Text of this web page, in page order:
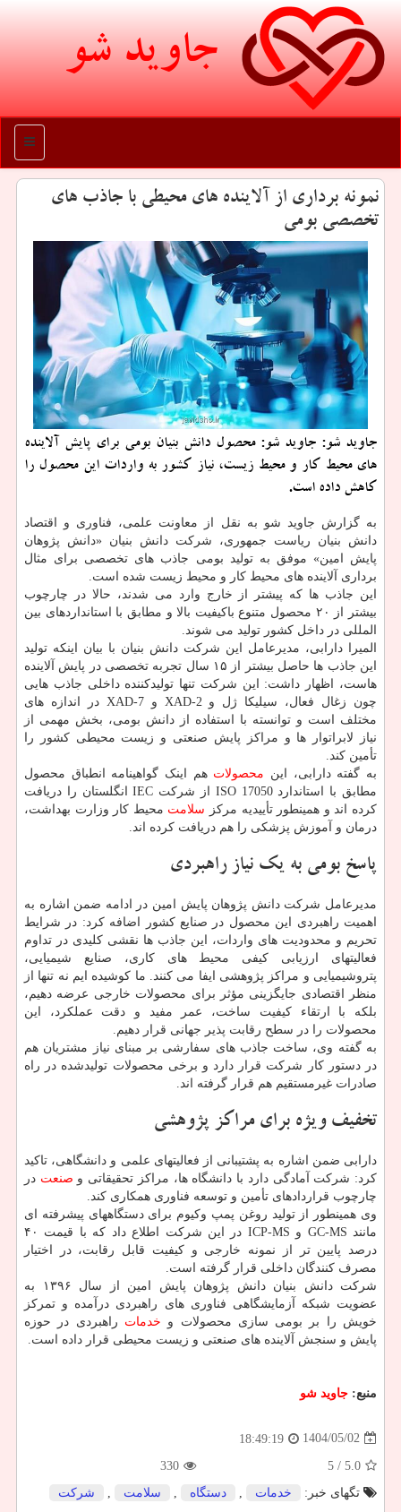
جاوید شو
منو
نمونه برداری از آلاینده های محیطی با جاذب های
تخصصی بومی
جاوید شو: جاوید شو: محصول دانش بنیان بومی برای پایش آلاینده
های محیط کار و محیط زیست، نیاز کشور به واردات این محصول را
کاهش داده است.
به گزارش جاوید شو به نقل از معاونت علمی، فناوری و اقتصاد
دانش بنیان ریاست جمهوری، شرکت دانش بنیان «دانش پژوهان
پایش امین» موفق به تولید بومی جاذب های تخصصی برای مثال
برداری آلاینده های محیط کار و محیط زیست شده است.
این جاذب ها که پیشتر از خارج وارد می شدند، حالا در چارچوب
بیشتر از ۲۰ محصول متنوع باکیفیت بالا و مطابق با استانداردهای بین
المللی در داخل کشور تولید می شوند.
المیرا دارابی، مدیرعامل این شرکت دانش بنیان با بیان اینکه تولید
این جاذب ها حاصل بیشتر از ۱۵ سال تجربه تخصصی در پایش آلاینده
هاست، اظهار داشت: این شرکت تنها تولیدکننده داخلی جاذب هایی
چون زغال فعال، سیلیکا ژل و XAD-2 و XAD-7 در اندازه های
مختلف است و توانسته با استفاده از دانش بومی، بخش مهمی از
نیاز لابراتوار ها و مراکز پایش صنعتی و زیست محیطی کشور را
تأمین کند.
به گفته دارابی، این محصولات هم اینک گواهینامه انطباق محصول
مطابق با استاندارد ISO 17050 از شرکت IEC انگلستان را دریافت
کرده اند و همینطور تأییدیه مرکز سلامت محیط کار وزارت بهداشت،
درمان و آموزش پزشکی را هم دریافت کرده اند.
پاسخ بومی به یک نیاز راهبردی
مدیرعامل شرکت دانش پژوهان پایش امین در ادامه ضمن اشاره به
اهمیت راهبردی این محصول در صنایع کشور اضافه کرد: در شرایط
تحریم و محدودیت های واردات، این جاذب ها نقشی کلیدی در تداوم
فعالیتهای ارزیابی کیفی محیط های کاری، صنایع شیمیایی،
پتروشیمیایی و مراکز پژوهشی ایفا می کنند. ما کوشیده ایم نه تنها از
منظر اقتصادی جایگزینی مؤثر برای محصولات خارجی عرضه دهیم،
بلکه با ارتقاء کیفیت ساخت، عمر مفید و دقت عملکرد، این
محصولات را در سطح رقابت پذیر جهانی قرار دهیم.
به گفته وی، ساخت جاذب های سفارشی بر مبنای نیاز مشتریان هم
در دستور کار شرکت قرار دارد و برخی محصولات تولیدشده در راه
صادرات غیرمستقیم هم قرار گرفته اند.
تخفیف ویژه برای مراکز پژوهشی
دارابی ضمن اشاره به پشتیبانی از فعالیتهای علمی و دانشگاهی، تاکید
کرد: شرکت آمادگی دارد با دانشگاه ها، مراکز تحقیقاتی و صنعت در
چارچوب قراردادهای تأمین و توسعه فناوری همکاری کند.
وی همینطور از تولید روغن پمپ وکیوم برای دستگاههای پیشرفته ای
مانند GC-MS و ICP-MS در این شرکت اطلاع داد که با قیمت ۴۰
درصد پایین تر از نمونه خارجی و کیفیت قابل رقابت، در اختیار
مصرف کنندگان داخلی قرار گرفته است.
شرکت دانش بنیان دانش پژوهان پایش امین از سال ۱۳۹۶ به
عضویت شبکه آزمایشگاهی فناوری های راهبردی درآمده و تمرکز
خویش را بر بومی سازی محصولات و خدمات راهبردی در حوزه
پایش و سنجش آلاینده های صنعتی و زیست محیطی قرار داده است.
منبع: جاوید شو
1404/05/02
18:49:19
5.0
/ 5
330
تگهای خبر:
خدمات , دستگاه , سلامت , شركت